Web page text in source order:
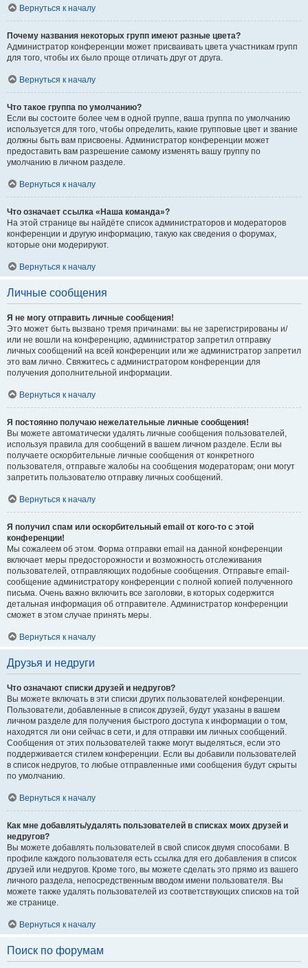
Вернуться к началу
Почему названия некоторых групп имеют разные цвета?
Администратор конференции может присваивать цвета участникам групп
для того, чтобы их было проще отличать друг от друга.
Вернуться к началу
Что такое группа по умолчанию?
Если вы состоите более чем в одной группе, ваша группа по умолчанию
используется для того, чтобы определить, какие групповые цвет и звание
должны быть вам присвоены. Администратор конференции может
предоставить вам разрешение самому изменять вашу группу по
умолчанию в личном разделе.
Вернуться к началу
Что означает ссылка «Наша команда»?
На этой странице вы найдёте список администраторов и модераторов
конференции и другую информацию, такую как сведения о форумах,
которые они модерируют.
Вернуться к началу
Личные сообщения
Я не могу отправить личные сообщения!
Это может быть вызвано тремя причинами: вы не зарегистрированы и/
или не вошли на конференцию, администратор запретил отправку
личных сообщений на всей конференции или же администратор запретил
это вам лично. Свяжитесь с администратором конференции для
получения дополнительной информации.
Вернуться к началу
Я постоянно получаю нежелательные личные сообщения!
Вы можете автоматически удалять личные сообщения пользователей,
используя правила для сообщений в вашем личном разделе. Если вы
получаете оскорбительные личные сообщения от конкретного
пользователя, отправьте жалобы на сообщения модераторам; они могут
запретить пользователю отправку личных сообщений.
Вернуться к началу
Я получил спам или оскорбительный email от кого-то с этой
конференции!
Мы сожалеем об этом. Форма отправки email на данной конференции
включает меры предосторожности и возможность отслеживания
пользователей, отправляющих подобные сообщения. Отправьте email-
сообщение администратору конференции с полной копией полученного
письма. Очень важно включить все заголовки, в которых содержится
детальная информация об отправителе. Администратор конференции
сможет в этом случае принять меры.
Вернуться к началу
Друзья и недруги
Что означают списки друзей и недругов?
Вы можете включать в эти списки других пользователей конференции.
Пользователи, добавленные в список друзей, будут указаны в вашем
личном разделе для получения быстрого доступа к информации о том,
находятся ли они сейчас в сети, и для отправки им личных сообщений.
Сообщения от этих пользователей также могут выделяться, если это
поддерживается стилем конференции. Если вы добавили пользователей
в список недругов, то любые отправленные ими сообщения будут скрыты
по умолчанию.
Вернуться к началу
Как мне добавлять/удалять пользователей в списках моих друзей и
недругов?
Вы можете добавлять пользователей в свой список двумя способами. В
профиле каждого пользователя есть ссылка для его добавления в список
друзей или недругов. Кроме того, вы можете сделать это прямо из вашего
личного раздела, непосредственным вводом имени пользователя. Вы
можете также удалять пользователей из соответствующих списков на той
же странице.
Вернуться к началу
Поиск по форумам